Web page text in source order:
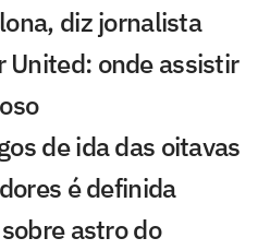
diz jornalista
United: onde assistir
de ida das oitavas
é definida
astro do